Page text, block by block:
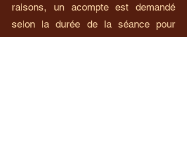
raisons, un acompte est demandé
selon la durée de la séance pour
valider votre réservation. (cf.